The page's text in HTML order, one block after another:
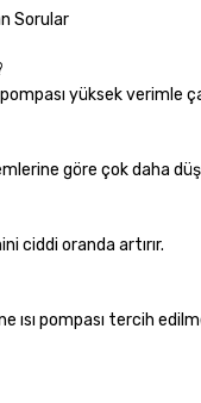
Sorular
yüksek verimle
göre çok daha
ciddi oranda artırır.
ısı pompası tercih